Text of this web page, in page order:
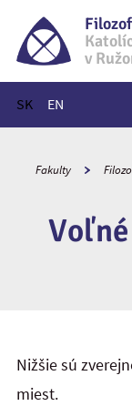
v
SK EN
Hlavné menu
Fakulty
Nižšie sú
miest.